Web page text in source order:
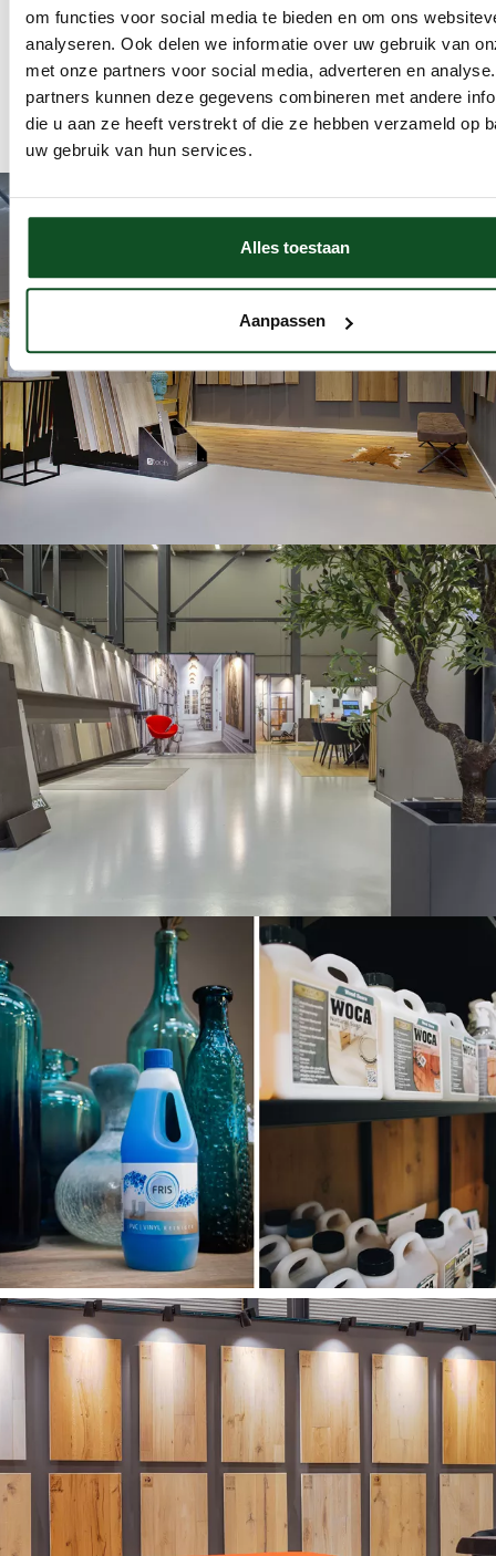
om functies voor social media te bieden en om ons
analyseren. Ook delen we informatie over uw gebruik van
met onze partners voor social media, adverteren en
partners kunnen deze gegevens combineren met andere
die u aan ze heeft verstrekt of die ze hebben verzameld op
uw gebruik van hun services.
Alles toestaan
Aanpassen